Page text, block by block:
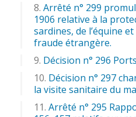
Arrêté n° 299
1906 relative à la
sardines, de l’équine
fraude étrangère.
Décision n° 296 Ports
Décision n° 297
la visite sanitaire du
Arrêté n° 295